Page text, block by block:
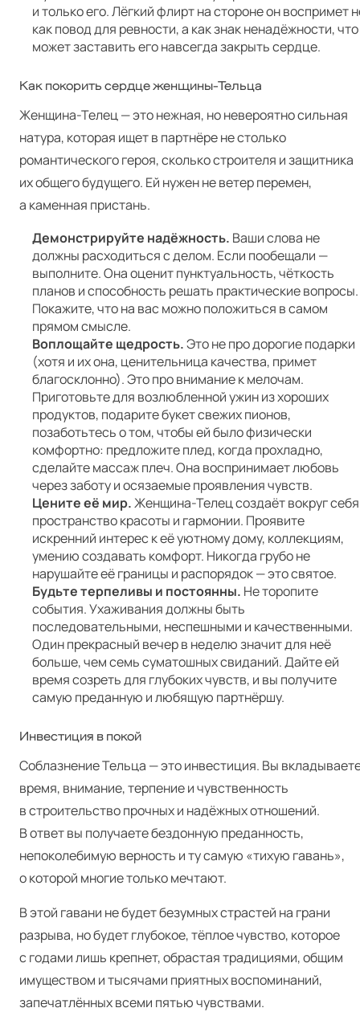
и только его. Лёгкий флирт на стороне он воспримет
как повод для ревности, а как знак ненадёжности, что
может заставить его навсегда закрыть сердце.
Как покорить сердце женщины-Тельца
Женщина-Телец — это нежная, но невероятно сильная
натура, которая ищет в партнёре не столько
романтического героя, сколько строителя и защитника
их общего будущего. Ей нужен не ветер перемен,
а каменная пристань.
Демонстрируйте надёжность. Ваши слова не
должны расходиться с делом. Если пообещали —
выполните. Она оценит пунктуальность, чёткость
планов и способность решать практические вопросы.
Покажите, что на вас можно положиться в самом
прямом смысле.
Воплощайте щедрость.Это не про дорогие подарки
(хотя и их она, ценительница качества, примет
благосклонно). Это про внимание к мелочам.
Приготовьте для возлюбленной ужин из хороших
продуктов, подарите букет свежих пионов,
позаботьтесь о том, чтобы ей было физически
комфортно: предложите плед, когда прохладно,
сделайте массаж плеч. Она воспринимает любовь
через заботу и осязаемые проявления чувств.
Цените её мир.Женщина-Телец создаёт вокруг себя
пространство красоты и гармонии. Проявите
искренний интерес к её уютному дому, коллекциям,
умению создавать комфорт. Никогда грубо не
нарушайте её границы и распорядок — это святое.
Будьте терпеливы и постоянны. Не торопите
события. Ухаживания должны быть
последовательными, неспешными и качественными.
Один прекрасный вечер в неделю значит для неё
больше, чем семь суматошных свиданий. Дайте ей
время созреть для глубоких чувств, и вы получите
самую преданную и любящую партнёршу.
Инвестиция в покой
Соблазнение Тельца — это инвестиция. Вы
время, внимание, терпение и чувственность
в строительство прочных и надёжных отношений.
В ответ вы получаете бездонную преданность,
непоколебимую верность и ту самую «тихую гавань»,
о которой многие только мечтают.
В этой гавани не будет безумных страстей на грани
разрыва, но будет глубокое, тёплое чувство, которое
с годами лишь крепнет, обрастая традициями, общим
имуществом и тысячами приятных воспоминаний,
запечатлённых всеми пятью чувствами.